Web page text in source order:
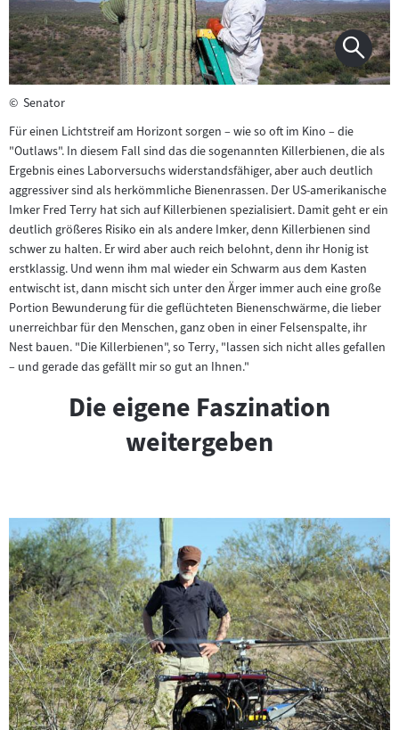
© Senator
Für einen Lichtstreif am Horizont sorgen – wie so oft im Kino – die
"Outlaws". In diesem Fall sind das die sogenannten Killerbienen, die als
Ergebnis eines Laborversuchs widerstandsfähiger, aber auch deutlich
aggressiver sind als herkömmliche Bienenrassen. Der US-amerikanische
Imker Fred Terry hat sich auf Killerbienen spezialisiert. Damit geht er ein
deutlich größeres Risiko ein als andere Imker, denn Killerbienen sind
schwer zu halten. Er wird aber auch reich belohnt, denn ihr Honig ist
erstklassig. Und wenn ihm mal wieder ein Schwarm aus dem Kasten
entwischt ist, dann mischt sich unter den Ärger immer auch eine große
Portion Bewunderung für die geflüchteten Bienenschwärme, die lieber
unerreichbar für den Menschen, ganz oben in einer Felsenspalte, ihr
Nest bauen. "Die Killerbienen", so Terry, "lassen sich nicht alles gefallen
– und gerade das gefällt mir so gut an Ihnen."
Die eigene Faszination
weitergeben